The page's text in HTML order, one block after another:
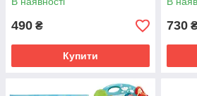
490 ₴
Купити
730